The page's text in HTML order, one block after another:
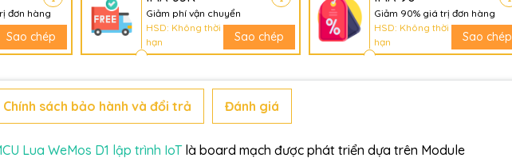
đơn hàng
Sao chép
Giảm phí vận chuyển
HSD: Không thời
hạn
Sao chép
Giảm 90% giá trị đơn hàng
HSD: Không thời
hạn
Sao chép
Chính sách bảo hành và đổi trả Đánh giá
Lua WeMos D1 lập trình IoTlà board mạch được phát triển dựa trên Module